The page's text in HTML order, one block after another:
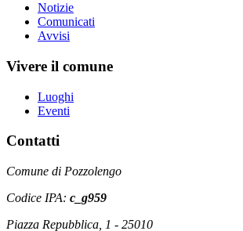
Notizie
Comunicati
Avvisi
Vivere il comune
Luoghi
Eventi
Contatti
Comune di Pozzolengo
Codice IPA: c_g959
Piazza Repubblica, 1 - 25010